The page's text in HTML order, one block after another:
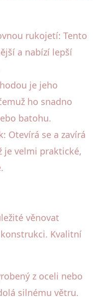
rukojetí: Tento
a nabízí lepší
je jeho
ho snadno
batohu.
Otevírá se a zavírá
je velmi praktické,
věnovat
Kvalitní
z oceli nebo
silnému větru.